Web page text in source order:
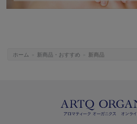
ホーム 新商品・おすすめ 新商品